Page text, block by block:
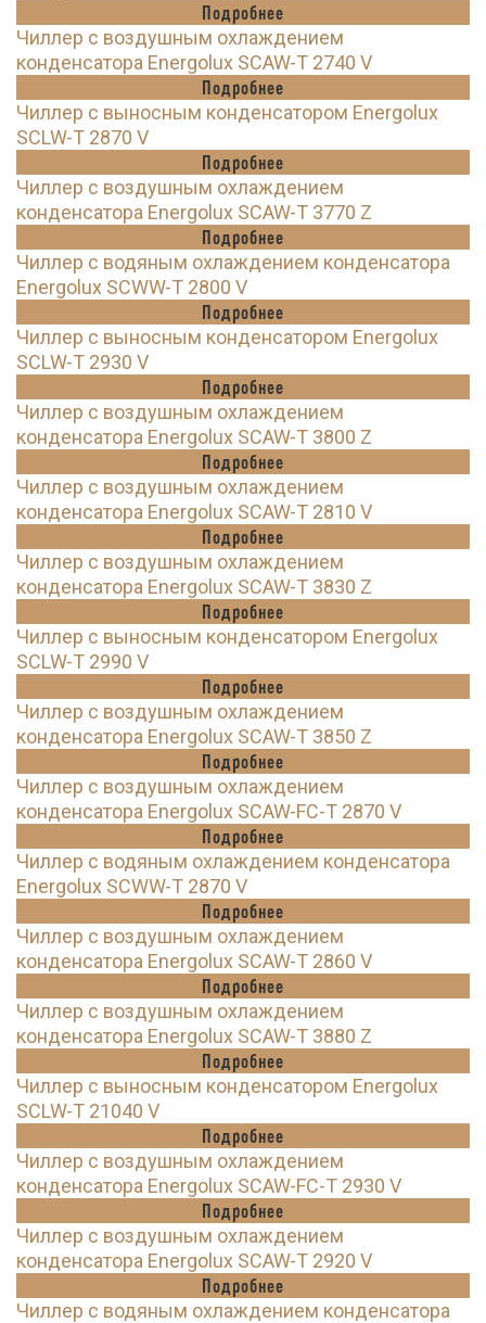
Подробнее
Чиллер с воздушным охлаждением
конденсатора Energolux SCAW-T 2740 V
Подробнее
Чиллер с выносным конденсатором Energolux
SCLW-T 2870 V
Подробнее
Чиллер с воздушным охлаждением
конденсатора Energolux SCAW-T 3770 Z
Подробнее
Чиллер с водяным охлаждением конденсатора
Energolux SCWW-T 2800 V
Подробнее
Чиллер с выносным конденсатором Energolux
SCLW-T 2930 V
Подробнее
Чиллер с воздушным охлаждением
конденсатора Energolux SCAW-T 3800 Z
Подробнее
Чиллер с воздушным охлаждением
конденсатора Energolux SCAW-T 2810 V
Подробнее
Чиллер с воздушным охлаждением
конденсатора Energolux SCAW-T 3830 Z
Подробнее
Чиллер с выносным конденсатором Energolux
SCLW-T 2990 V
Подробнее
Чиллер с воздушным охлаждением
конденсатора Energolux SCAW-T 3850 Z
Подробнее
Чиллер с воздушным охлаждением
конденсатора Energolux SCAW-FC-T 2870 V
Подробнее
Чиллер с водяным охлаждением конденсатора
Energolux SCWW-T 2870 V
Подробнее
Чиллер с воздушным охлаждением
конденсатора Energolux SCAW-T 2860 V
Подробнее
Чиллер с воздушным охлаждением
конденсатора Energolux SCAW-T 3880 Z
Подробнее
Чиллер с выносным конденсатором Energolux
SCLW-T 21040 V
Подробнее
Чиллер с воздушным охлаждением
конденсатора Energolux SCAW-FC-T 2930 V
Подробнее
Чиллер с воздушным охлаждением
конденсатора Energolux SCAW-T 2920 V
Подробнее
Чиллер с водяным охлаждением конденсатора